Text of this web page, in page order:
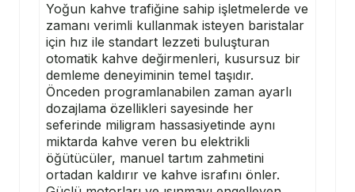
Yoğun kahve trafiğine sahip işletmelerde ve
zamanı verimli kullanmak isteyen baristalar
için hız ile standart lezzeti buluşturan
otomatik kahve değirmenleri, kusursuz bir
demleme deneyiminin temel taşıdır.
Önceden programlanabilen zaman ayarlı
dozajlama özellikleri sayesinde her
seferinde miligram hassasiyetinde aynı
miktarda kahve veren bu elektrikli
öğütücüler, manuel tartım zahmetini
ortadan kaldırır ve kahve israfını önler.